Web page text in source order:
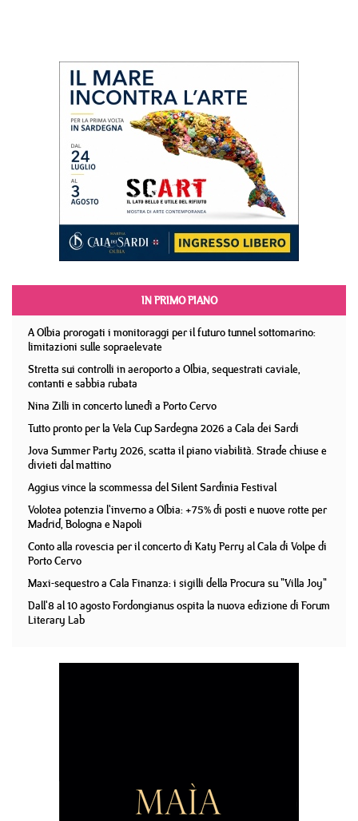
IN PRIMO PIANO
A Olbia prorogati i monitoraggi per il futuro tunnel sottomarino:
limitazioni sulle sopraelevate
Stretta sui controlli in aeroporto a Olbia, sequestrati caviale,
contanti e sabbia rubata
Nina Zilli in concerto lunedì a Porto Cervo
Tutto pronto per la Vela Cup Sardegna 2026 a Cala dei Sardi
Jova Summer Party 2026, scatta il piano viabilità. Strade chiuse e
divieti dal mattino
Aggius vince la scommessa del Silent Sardinia Festival
Volotea potenzia l'inverno a Olbia: +75% di posti e nuove rotte per
Madrid, Bologna e Napoli
Conto alla rovescia per il concerto di Katy Perry al Cala di Volpe di
Porto Cervo
Maxi-sequestro a Cala Finanza: i sigilli della Procura su "Villa Joy"
Dall'8 al 10 agosto Fordongianus ospita la nuova edizione di Forum
Literary Lab